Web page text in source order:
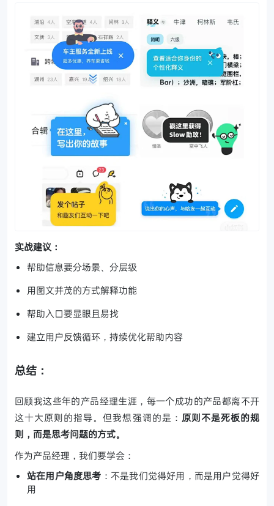
实战建议：
帮助信息要分场景、分层级
用图文并茂的方式解释功能
帮助入口要显眼且易找
建立用户反馈循环，持续优化帮助内容
总结：
回顾我这些年的产品经理生涯，每一个成功的产品都离不开
这十大原则的指导。但我想强调的是： 原则不是死板的规
则，而是思考问题的方式。
作为产品经理，我们要学会：
站在用户角度思考 ：不是我们觉得好用，而是用户觉得好
用